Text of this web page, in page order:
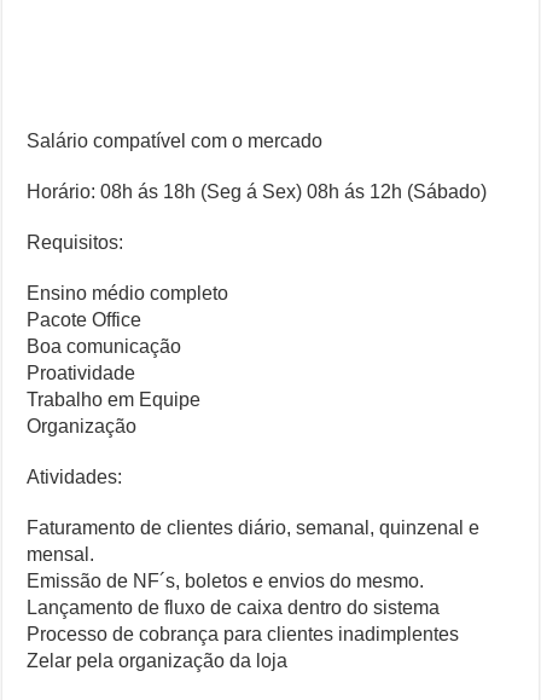
Salário compatível com o mercado
Horário: 08h ás 18h (Seg á Sex) 08h ás 12h (Sábado)
Requisitos:
Ensino médio completo
Pacote Office
Boa comunicação
Proatividade
Trabalho em Equipe
Organização
Atividades:
Faturamento de clientes diário, semanal, quinzenal e
mensal.
Emissão de NF´s, boletos e envios do mesmo.
Lançamento de fluxo de caixa dentro do sistema
Processo de cobrança para clientes inadimplentes
Zelar pela organização da loja